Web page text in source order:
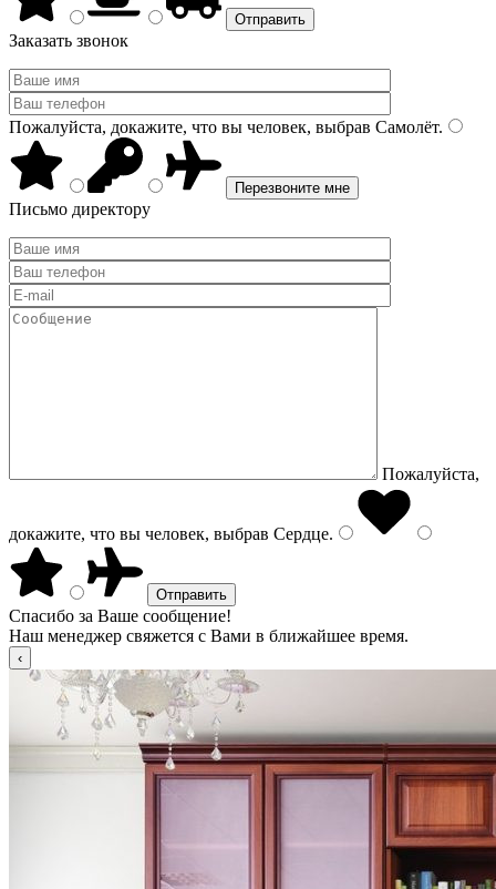
Заказать звонок
Пожалуйста, докажите, что вы человек, выбрав Самолёт.
Письмо директору
Пожалуйста,
докажите, что вы человек, выбрав Сердце.
Спасибо за Ваше сообщение!
Наш менеджер свяжется с Вами в ближайшее время.